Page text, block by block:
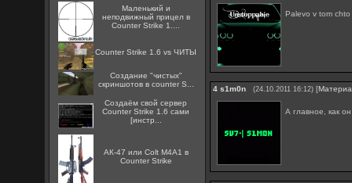
Маленький и
неподвижный прицел в
Counter Strike 1....
Counter Strike 1.6 vs ЧИТЫ
Создание "чистых"
скриншотов в counter S...
Создаём свой сервер
Counter Strike 1.6 сами
[инстр...
АК-47 или Colt M4A1 в
Counter Strike
Palevo v tom
4 s1m0n (24.10.2011 16:12) [
А главное, как